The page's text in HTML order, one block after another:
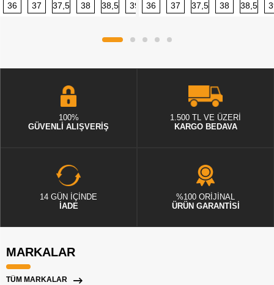
36 37 37,5 38 38,5 39 40 40,5 41 42 42,5
36 37 37,5 38 38,5
100%
GÜVENLİ ALIŞVERİŞ
1.500 TL VE ÜZERİ
KARGO BEDAVA
14 GÜN İÇİNDE
İADE
%100 ORİJİNAL
ÜRÜN GARANTİSİ
MARKALAR
TÜM MARKALAR